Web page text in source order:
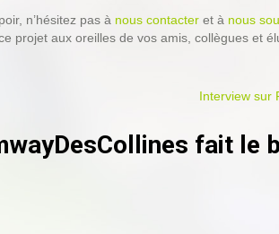
n’hésitez pas à nous contacter et à nous
projet aux oreilles de vos amis, collègues et
Interview sur
fait le